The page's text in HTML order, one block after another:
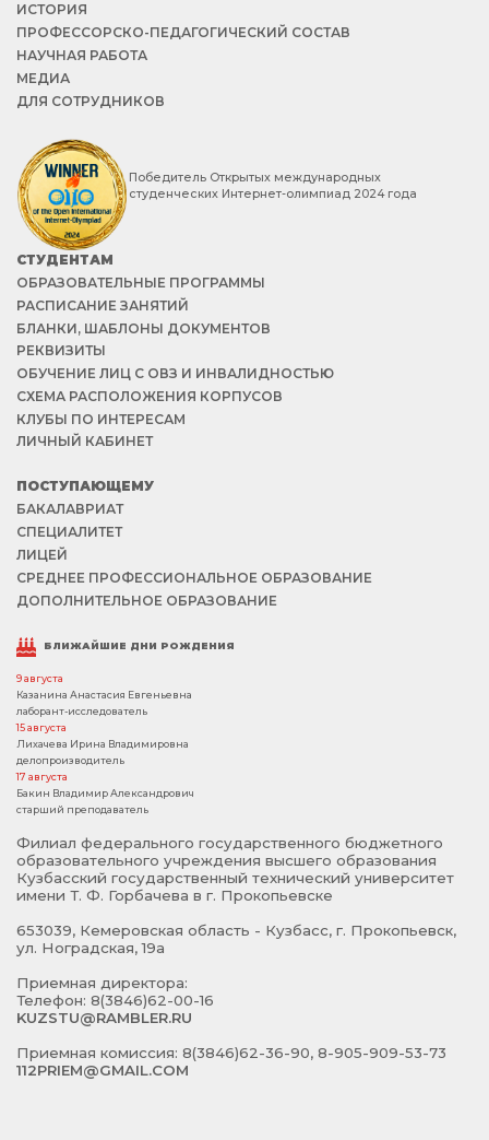
ИСТОРИЯ
ПРОФЕССОРСКО-ПЕДАГОГИЧЕСКИЙ СОСТАВ
НАУЧНАЯ РАБОТА
МЕДИА
ДЛЯ СОТРУДНИКОВ
Победитель Открытых международных
студенческих Интернет-олимпиад 2024 года
СТУДЕНТАМ
ОБРАЗОВАТЕЛЬНЫЕ ПРОГРАММЫ
РАСПИСАНИЕ ЗАНЯТИЙ
БЛАНКИ, ШАБЛОНЫ ДОКУМЕНТОВ
РЕКВИЗИТЫ
ОБУЧЕНИЕ ЛИЦ С ОВЗ И ИНВАЛИДНОСТЬЮ
СХЕМА РАСПОЛОЖЕНИЯ КОРПУСОВ
КЛУБЫ ПО ИНТЕРЕСАМ
ЛИЧНЫЙ КАБИНЕТ
ПОСТУПАЮЩЕМУ
БАКАЛАВРИАТ
СПЕЦИАЛИТЕТ
ЛИЦЕЙ
СРЕДНЕЕ ПРОФЕССИОНАЛЬНОЕ ОБРАЗОВАНИЕ
ДОПОЛНИТЕЛЬНОЕ ОБРАЗОВАНИЕ
БЛИЖАЙШИЕ ДНИ РОЖДЕНИЯ
9 августа
Казанина Анастасия Евгеньевна
лаборант-исследователь
15 августа
Лихачева Ирина Владимировна
делопроизводитель
17 августа
Бакин Владимир Александрович
старший преподаватель
Филиал федерального государственного бюджетного
образовательного учреждения высшего образования
Кузбасский государственный технический университет
имени Т. Ф. Горбачева в г. Прокопьевске
653039, Кемеровская область - Кузбасс, г. Прокопьевск,
ул. Ноградская, 19а
Приемная директора:
Телефон: 8(3846)62-00-16
KUZSTU@RAMBLER.RU
Приемная комиссия: 8(3846)62-36-90, 8-905-909-53-73
112PRIEM@GMAIL.COM